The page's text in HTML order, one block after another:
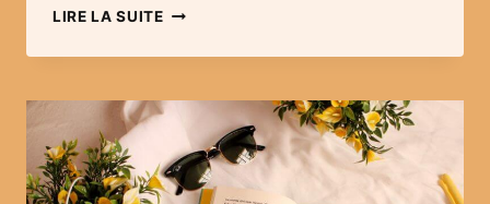
LIRE LA SUITEQU’EST-
QU’UN
DE
CONTENU